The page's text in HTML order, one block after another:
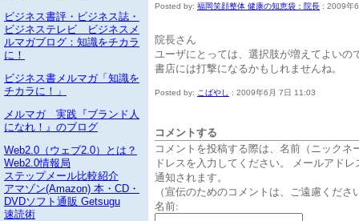
Posted by: 福岡笑顔整体 健康の知恵袋：院長 : 2009年
院長さん
ユーザにとっては、選択肢が増えてよいの
書店には打撃になるかもしれませんね。
Posted by: こばやし : 2009年6月 7日 11:03
コメントする
コメントを投稿する際は、名前（ニックネ
ドレスを入力してください。 メールアド
通知されます。
（宣伝のためのコメントは、ご遠慮くださ
名前:
ビジネス書評・ビジネス誌・
ビジネステレビ ビジネスメ
ルマガブログ：知識をチカラ
に！
ビジネス書メルマガ「知識を
チカラに！」
メルマガ 実践『ブランド人
になれ！』のブログ
Web2.0（ウェブ2.0）とは？
Web2.0情報局
ステップメール比較紹介
アマゾン(Amazon) 本・CD・
DVDソフト通販 Getsugu
速読術